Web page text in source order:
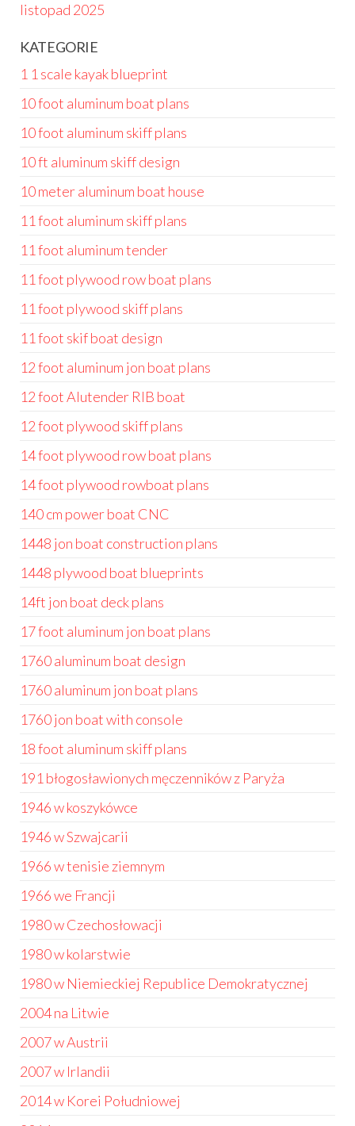
listopad 2025
KATEGORIE
1 1 scale kayak blueprint
10 foot aluminum boat plans
10 foot aluminum skiff plans
10 ft aluminum skiff design
10 meter aluminum boat house
11 foot aluminum skiff plans
11 foot aluminum tender
11 foot plywood row boat plans
11 foot plywood skiff plans
11 foot skif boat design
12 foot aluminum jon boat plans
12 foot Alutender RIB boat
12 foot plywood skiff plans
14 foot plywood row boat plans
14 foot plywood rowboat plans
140 cm power boat CNC
1448 jon boat construction plans
1448 plywood boat blueprints
14ft jon boat deck plans
17 foot aluminum jon boat plans
1760 aluminum boat design
1760 aluminum jon boat plans
1760 jon boat with console
18 foot aluminum skiff plans
191 błogosławionych męczenników z Paryża
1946 w koszykówce
1946 w Szwajcarii
1966 w tenisie ziemnym
1966 we Francji
1980 w Czechosłowacji
1980 w kolarstwie
1980 w Niemieckiej Republice Demokratycznej
2004 na Litwie
2007 w Austrii
2007 w Irlandii
2014 w Korei Południowej